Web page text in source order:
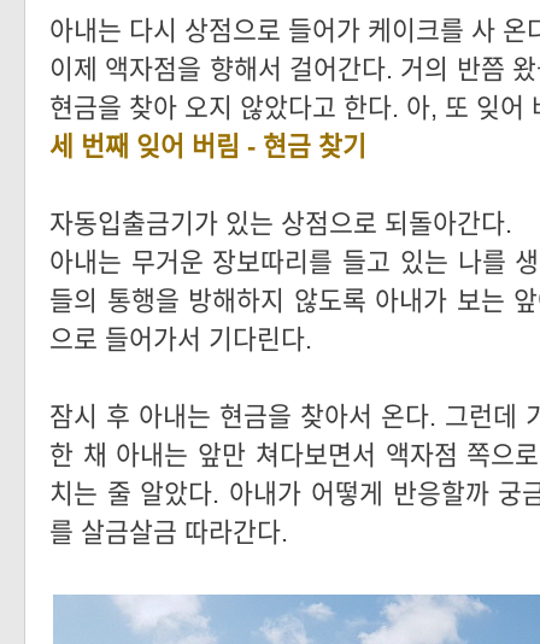
아내는 다시 상점으로 들어가 케이크를 사 온
이제 액자점을 향해서 걸어간다. 거의 반쯤
현금을 찾아 오지 않았다고 한다. 아, 또 잊어
세 번째 잊어 버림 - 현금 찾기
자동입출금기가 있는 상점으로 되돌아간다.
아내는 무거운 장보따리를 들고 있는 나를
들의 통행을 방해하지 않도록 아내가 보는
으로 들어가서 기다린다.
잠시 후 아내는 현금을 찾아서 온다. 그런데
한 채 아내는 앞만 쳐다보면서 액자점 쪽으
치는 줄 알았다. 아내가 어떻게 반응할까 궁
를 살금살금 따라간다.